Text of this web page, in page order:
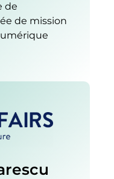
de
de mission